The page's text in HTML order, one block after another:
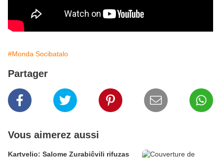
#Monda Socibatalo
Partager
Vous aimerez aussi
Kartvelio: Salome Zurabiĉvili rifuzas